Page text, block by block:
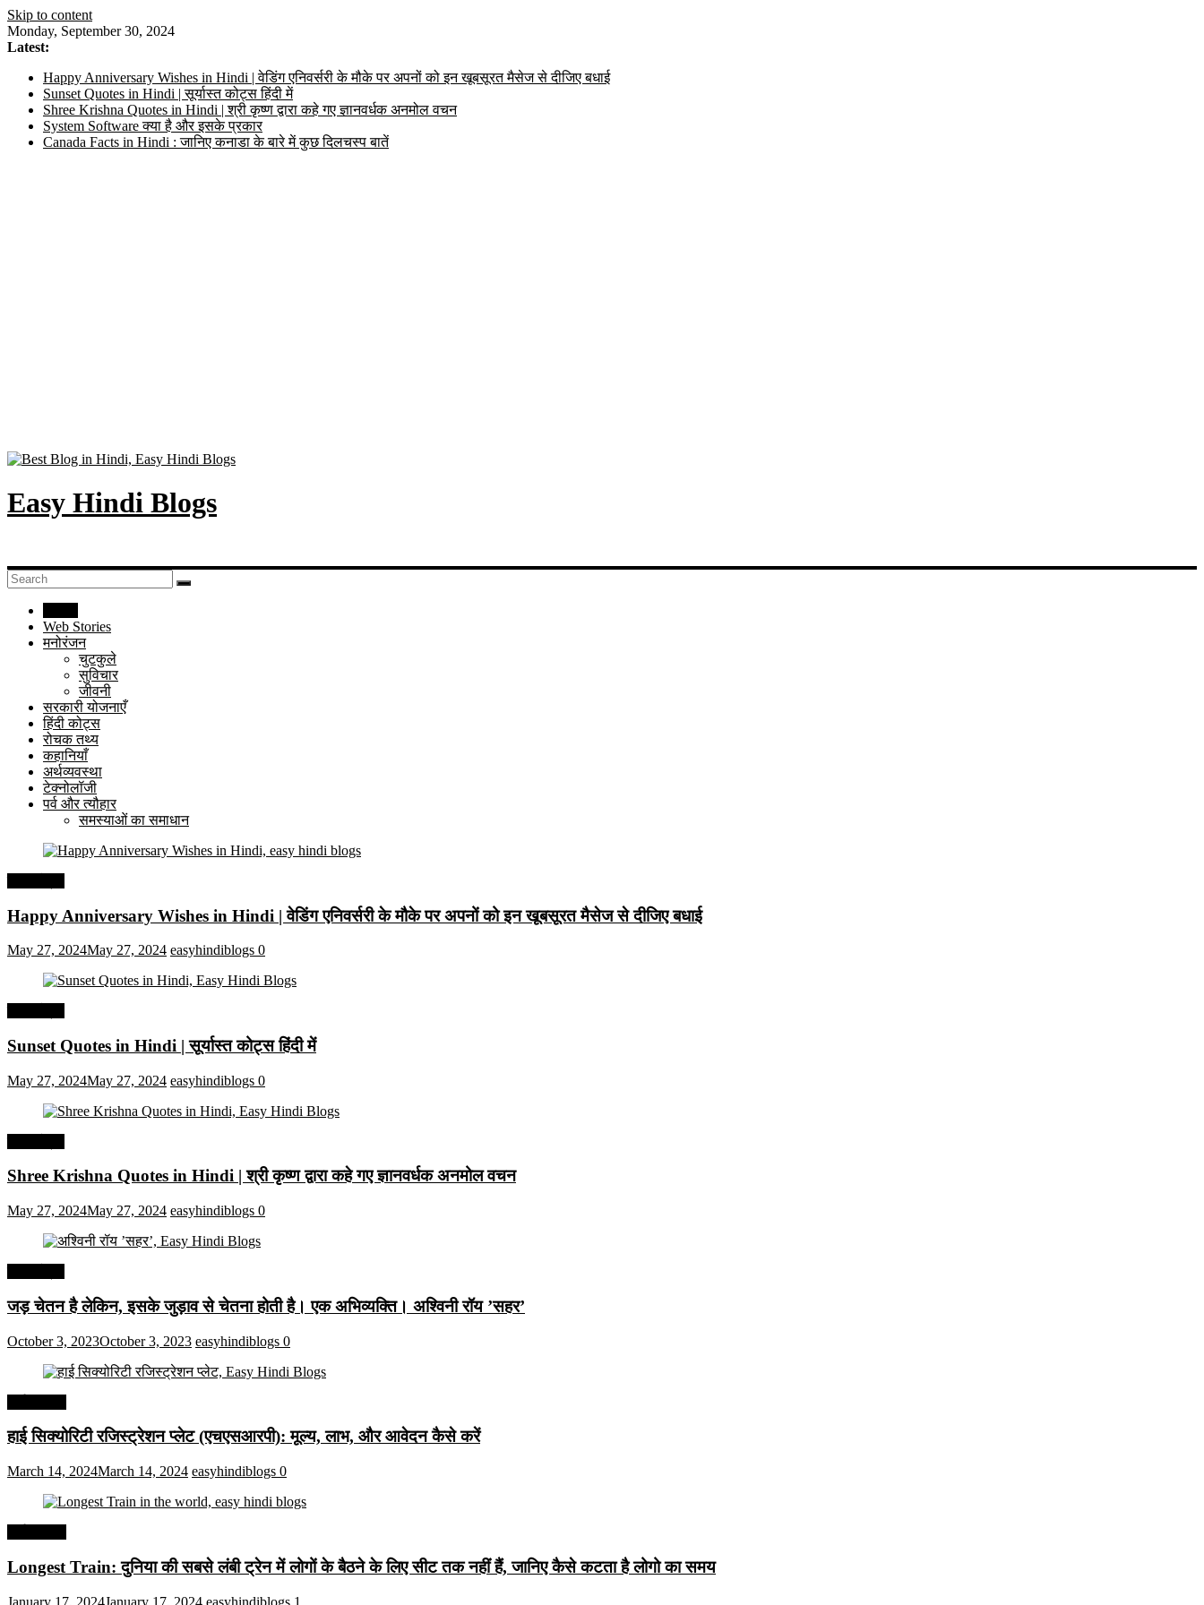
Skip to content
Monday, September 30, 2024
Latest:
Happy Anniversary Wishes in Hindi | वेडिंग एनिवर्सरी के मौके पर अपनों को इन खूबसूरत मैसेज से दीजिए बधाई
Sunset Quotes in Hindi | सूर्यास्त कोट्स हिंदी में
Shree Krishna Quotes in Hindi | श्री कृष्ण द्वारा कहे गए ज्ञानवर्धक अनमोल वचन
System Software क्या है और इसके प्रकार
Canada Facts in Hindi : जानिए कनाडा के बारे में कुछ दिलचस्प बातें
Easy Hindi Blogs
Web Stories
मनोरंजन
चुटकुले
सुविचार
जीवनी
सरकारी योजनाएँ
हिंदी कोट्स
रोचक तथ्य
कहानियाँ
अर्थव्यवस्था
टेक्नोलॉजी
पर्व और त्यौहार
समस्याओं का समाधान
Happy Anniversary Wishes in Hindi | वेडिंग एनिवर्सरी के मौके पर अपनों को इन खूबसूरत मैसेज से दीजिए बधाई
May 27, 2024May 27, 2024 easyhindiblogs 0
Sunset Quotes in Hindi | सूर्यास्त कोट्स हिंदी में
May 27, 2024May 27, 2024 easyhindiblogs 0
Shree Krishna Quotes in Hindi | श्री कृष्ण द्वारा कहे गए ज्ञानवर्धक अनमोल वचन
May 27, 2024May 27, 2024 easyhindiblogs 0
जड़ चेतन है लेकिन, इसके जुड़ाव से चेतना होती है। एक अभिव्यक्ति। अश्विनी रॉय ’सहर’
October 3, 2023October 3, 2023 easyhindiblogs 0
हाई सिक्योरिटी रजिस्ट्रेशन प्लेट (एचएसआरपी): मूल्य, लाभ, और आवेदन कैसे करें
March 14, 2024March 14, 2024 easyhindiblogs 0
Longest Train: दुनिया की सबसे लंबी ट्रेन में लोगों के बैठने के लिए सीट तक ​​नहीं हैं, जानिए कैसे कटता है लोगो का समय
January 17, 2024January 17, 2024 easyhindiblogs 1